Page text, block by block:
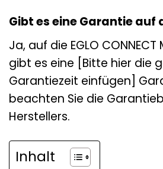
Gibt es eine Garantie auf
Ja, auf die EGLO CONNECT
gibt es eine [Bitte hier die
Garantiezeit einfügen]
beachten Sie die
Herstellers.
Inhalt